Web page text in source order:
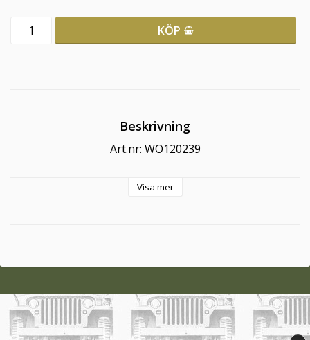
KÖP
Beskrivning
Art.nr: WO120239
Visa mer